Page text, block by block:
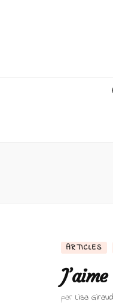
ARTICLES
par Lisa